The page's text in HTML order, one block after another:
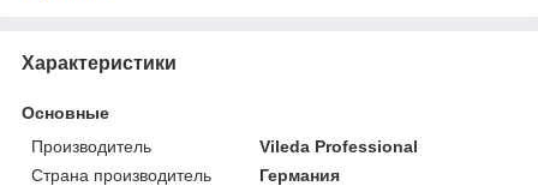
Характеристики
Основные
Производитель
Vileda Professional
Страна производитель
Германия